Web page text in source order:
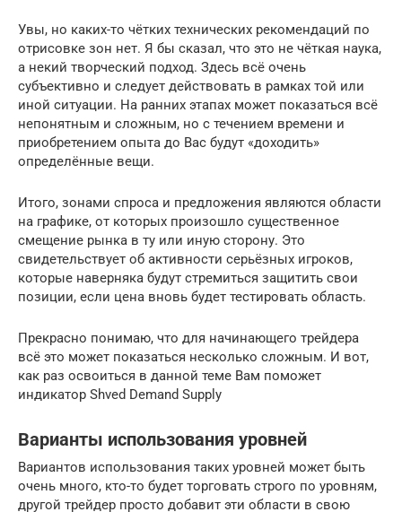
Увы, но каких-то чётких технических рекомендаций по
отрисовке зон нет. Я бы сказал, что это не чёткая наука,
а некий творческий подход. Здесь всё очень
субъективно и следует действовать в рамках той или
иной ситуации. На ранних этапах может показаться всё
непонятным и сложным, но с течением времени и
приобретением опыта до Вас будут «доходить»
определённые вещи.
Итого, зонами спроса и предложения являются области
на графике, от которых произошло существенное
смещение рынка в ту или иную сторону. Это
свидетельствует об активности серьёзных игроков,
которые наверняка будут стремиться защитить свои
позиции, если цена вновь будет тестировать область.
Прекрасно понимаю, что для начинающего трейдера
всё это может показаться несколько сложным. И вот,
как раз освоиться в данной теме Вам поможет
индикатор Shved Demand Supply
Варианты использования уровней
Вариантов использования таких уровней может быть
очень много, кто-то будет торговать строго по уровням,
другой трейдер просто добавит эти области в свою